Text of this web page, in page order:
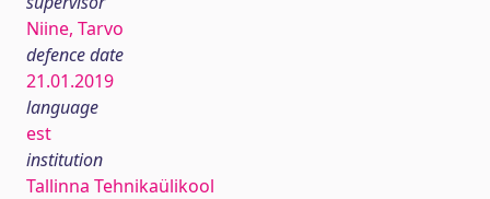
Niine, Tarvo
defence date
21.01.2019
language
est
institution
Tallinna Tehnikaülikool